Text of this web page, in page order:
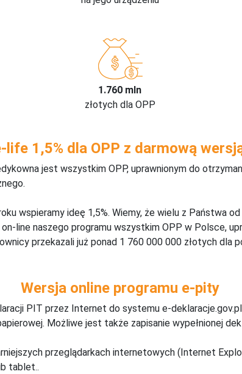
1.760 mln
złotych dla OPP
life 1,5% dla OPP z darmową
jest wszystkim OPP, uprawnionym do
wspieramy ideę 1,5%. Wiemy, że wielu z Państwa
line naszego programu wszystkim OPP w Polsce,
przekazali już ponad 1 760 000 000 złotych dla
Wersja online programu e-pity
PIT przez Internet do systemu e-
Możliwe jest także zapisanie wypełnionej
przeglądarkach internetowych (Internet
tablet..